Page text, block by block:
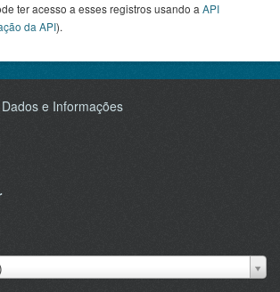
ter acesso a esses registros usando a API
da API).
e Informações